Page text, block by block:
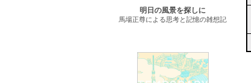
明日の風景を探しに
馬場正尊による思考と記憶の雑想記